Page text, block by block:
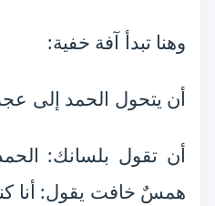
وهنا تبدأ آفة خفية:
أن يتحول الحمد إلى
أن تقول بلسانك:
همسٌ خافت يقول: أنا